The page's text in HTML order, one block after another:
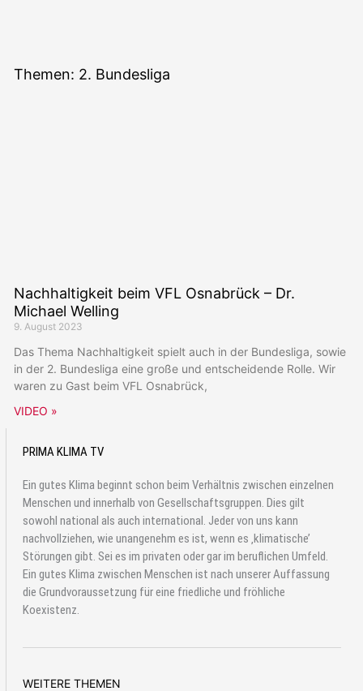
Themen: 2. Bundesliga
Nachhaltigkeit beim VFL Osnabrück – Dr.
Michael Welling
9. August 2023
Das Thema Nachhaltigkeit spielt auch in der Bundesliga, sowie
in der 2. Bundesliga eine große und entscheidende Rolle. Wir
waren zu Gast beim VFL Osnabrück,
VIDEO »
PRIMA KLIMA TV
Ein gutes Klima beginnt schon beim Verhältnis zwischen einzelnen
Menschen und innerhalb von Gesellschaftsgruppen. Dies gilt
sowohl national als auch international. Jeder von uns kann
nachvollziehen, wie unangenehm es ist, wenn es ‚klimatische’
Störungen gibt. Sei es im privaten oder gar im beruflichen Umfeld.
Ein gutes Klima zwischen Menschen ist nach unserer Auffassung
die Grundvoraussetzung für eine friedliche und fröhliche
Koexistenz.
WEITERE THEMEN